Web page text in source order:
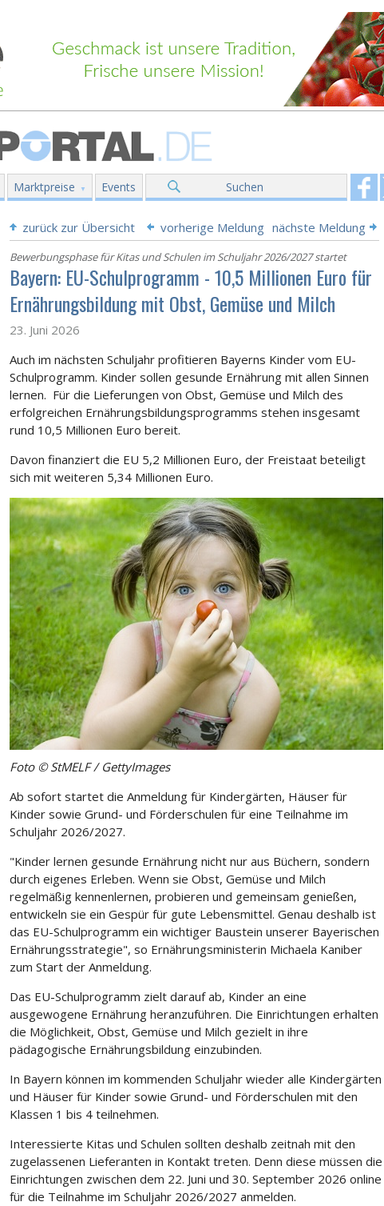
Marktpreise Events Suchen
zurück zur Übersicht vorherige Meldung nächste Meldung
Bewerbungsphase für Kitas und Schulen im Schuljahr 2026/2027 startet
Bayern: EU-Schulprogramm - 10,5 Millionen Euro für
Ernährungsbildung mit Obst, Gemüse und Milch
23. Juni 2026
Auch im nächsten Schuljahr profitieren Bayerns Kinder vom EU-
Schulprogramm. Kinder sollen gesunde Ernährung mit allen Sinnen
lernen. Für die Lieferungen von Obst, Gemüse und Milch des
erfolgreichen Ernährungsbildungsprogramms stehen insgesamt
rund 10,5 Millionen Euro bereit.
Davon finanziert die EU 5,2 Millionen Euro, der Freistaat beteiligt
sich mit weiteren 5,34 Millionen Euro.
Foto © StMELF / GettyImages
Ab sofort startet die Anmeldung für Kindergärten, Häuser für
Kinder sowie Grund- und Förderschulen für eine Teilnahme im
Schuljahr 2026/2027.
"Kinder lernen gesunde Ernährung nicht nur aus Büchern, sondern
durch eigenes Erleben. Wenn sie Obst, Gemüse und Milch
regelmäßig kennenlernen, probieren und gemeinsam genießen,
entwickeln sie ein Gespür für gute Lebensmittel. Genau deshalb ist
das EU-Schulprogramm ein wichtiger Baustein unserer Bayerischen
Ernährungsstrategie", so Ernährungsministerin Michaela Kaniber
zum Start der Anmeldung.
Das EU-Schulprogramm zielt darauf ab, Kinder an eine
ausgewogene Ernährung heranzuführen. Die Einrichtungen erhalten
die Möglichkeit, Obst, Gemüse und Milch gezielt in ihre
pädagogische Ernährungsbildung einzubinden.
In Bayern können im kommenden Schuljahr wieder alle Kindergärten
und Häuser für Kinder sowie Grund- und Förderschulen mit den
Klassen 1 bis 4 teilnehmen.
Interessierte Kitas und Schulen sollten deshalb zeitnah mit den
zugelassenen Lieferanten in Kontakt treten. Denn diese müssen die
Einrichtungen zwischen dem 22. Juni und 30. September 2026 online
für die Teilnahme im Schuljahr 2026/2027 anmelden.